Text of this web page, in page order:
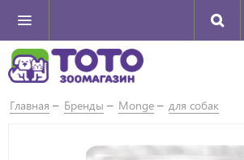
Главная Бренды Monge для собак